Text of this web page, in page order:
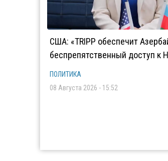
США: «TRIPP обеспечит
беспрепятственный доступ к
ПОЛИТИКА
08 Августа 2026 - 15:52